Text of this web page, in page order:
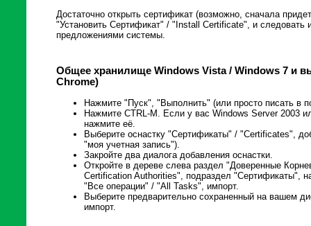
Достаточно открыть сертификат (возможно, сначала
"Установить Сертификат" / "Install Certificate", и следовать
предложениями системы.
Общее хранилище Windows Vista / Windows 7 и
Chrome)
Нажмите "Пуск", "Выполнить" (или просто писать в
Нажмите CTRL-M. Если у вас Windows Server 2003
нажмите её.
Выберите оснастку "Сертификаты" / "Certificates",
"моя учетная запись").
Закройте два диалога добавления оснастки.
Откройте в дереве слева раздел "Доверенные
Certification Authorities", подраздел "Сертификаты",
"Все операции" / "All Tasks", импорт.
Выберите предварительно сохраненный на вашем
импорт.